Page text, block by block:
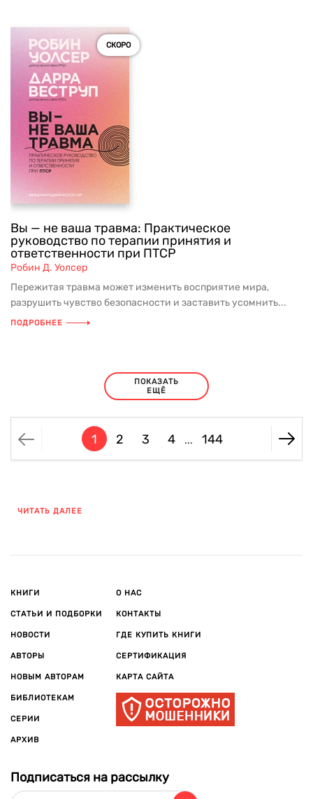
СКОРО
Вы — не ваша травма: Практическое
руководство по терапии принятия и
ответственности при ПТСР
Робин Д. Уолсер
Пережитая травма может изменить восприятие мира,
разрушить чувство безопасности и заставить усомнить...
ПОДРОБНЕЕ
ПОКАЗАТЬ
ЕЩЁ
1 2 3 4 ... 144
ЧИТАТЬ ДАЛЕЕ
КНИГИ
СТАТЬИ И ПОДБОРКИ
НОВОСТИ
АВТОРЫ
НОВЫМ АВТОРАМ
БИБЛИОТЕКАМ
СЕРИИ
АРХИВ
О НАС
КОНТАКТЫ
ГДЕ КУПИТЬ КНИГИ
СЕРТИФИКАЦИЯ
КАРТА САЙТА
Подписаться на рассылку